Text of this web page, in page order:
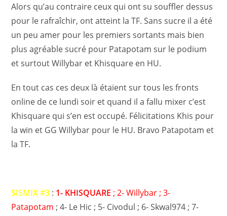
Alors qu’au contraire ceux qui ont su souffler dessus
pour le rafraîchir, ont atteint la TF. Sans sucre il a été
un peu amer pour les premiers sortants mais bien
plus agréable sucré pour Patapotam sur le podium
et surtout Willybar et Khisquare en HU.
En tout cas ces deux là étaient sur tous les fronts
online de ce lundi soir et quand il a fallu mixer c’est
Khisquare qui s’en est occupé. Félicitations Khis pour
la win et GG Willybar pour le HU. Bravo Patapotam et
la TF.
SISMIX #3 : 1- KHISQUARE ; 2- Willybar ; 3-
Patapotam ; 4- Le Hic ; 5- Civodul ; 6- Skwal974 ; 7-